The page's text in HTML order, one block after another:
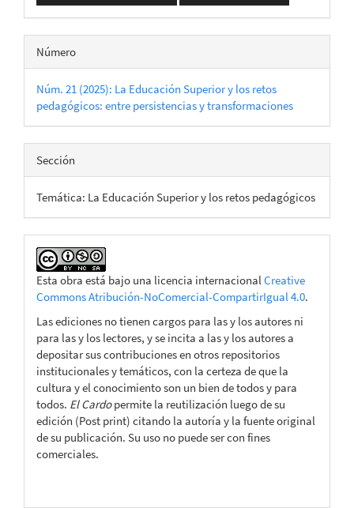
Número
Núm. 21 (2025): La Educación Superior y los retos
pedagógicos: entre persistencias y transformaciones
Sección
Temática: La Educación Superior y los retos pedagógicos
Esta obra está bajo una licencia internacionalCreative
Commons Atribución-NoComercial-CompartirIgual 4.0.
Las ediciones no tienen cargos para las y los autores ni
para las y los lectores, y se incita a las y los autores a
depositar sus contribuciones en otros repositorios
institucionales y temáticos, con la certeza de que la
cultura y el conocimiento son un bien de todos y para
todos. El Cardopermite la reutilización luego de su
edición (Post print) citando la autoría y la fuente original
de su publicación. Su uso no puede ser con fines
comerciales.